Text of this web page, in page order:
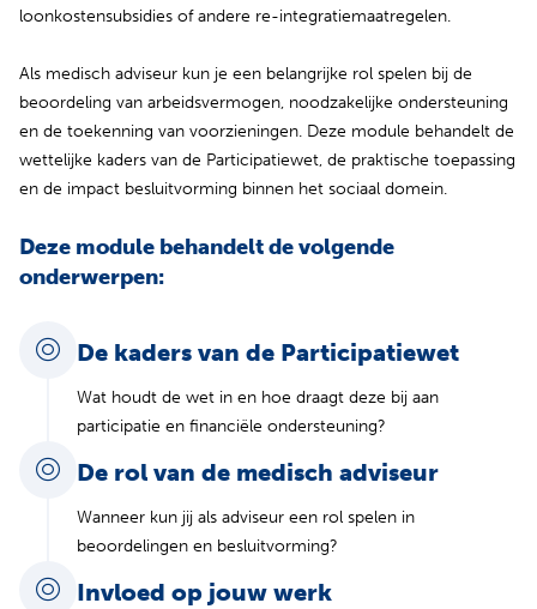
loonkostensubsidies of andere re-integratiemaatregelen.
Als medisch adviseur kun je een belangrijke rol spelen bij de
beoordeling van arbeidsvermogen, noodzakelijke ondersteuning
en de toekenning van voorzieningen. Deze module behandelt de
wettelijke kaders van de Participatiewet, de praktische toepassing
en de impact besluitvorming binnen het sociaal domein.
Deze module behandelt de volgende
onderwerpen:
De kaders van de Participatiewet
Wat houdt de wet in en hoe draagt deze bij aan
participatie en financiële ondersteuning?
De rol van de medisch adviseur
Wanneer kun jij als adviseur een rol spelen in
beoordelingen en besluitvorming?
Invloed op jouw werk